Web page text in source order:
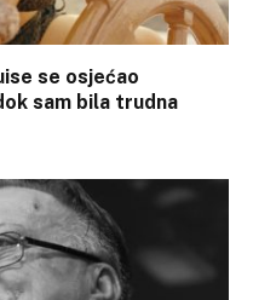
se osjećao
sam bila trudna